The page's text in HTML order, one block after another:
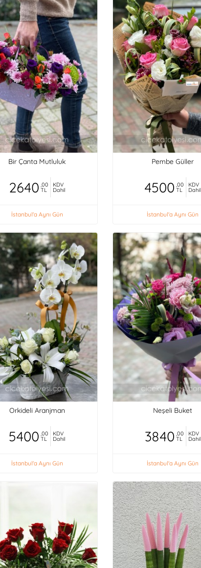
Bir Çanta Mutluluk
2640 ,00
TL
KDV
Dahil
İstanbul'a Aynı Gün
Pembe Güller
4500 ,00
TL
KDV
Dahil
İstanbul'a Aynı Gün
Orkideli Aranjman
5400 ,00
TL
KDV
Dahil
İstanbul'a Aynı Gün
Neşeli Buket
3840 ,00
TL
KDV
Dahil
İstanbul'a Aynı Gün